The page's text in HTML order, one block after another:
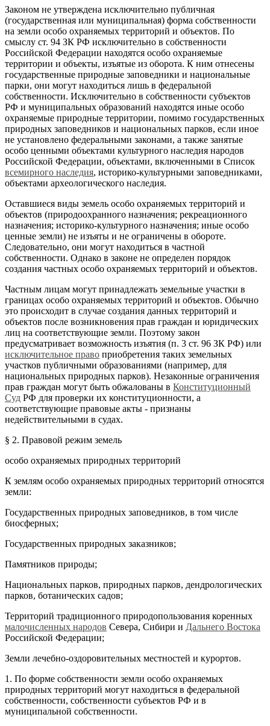
Законом не утверждена исключительно публичная
(государственная или муниципальная) форма собственности
на земли особо охраняемых территорий и объектов. По
смыслу ст. 94 ЗК РФ исключительно в собственности
Российской Федерации находятся особо охраняемые
территории и объекты, изъятые из оборота. К ним отнесены
государственные природные заповедники и национальные
парки, они могут находиться лишь в федеральной
собственности. Исключительно в собственности субъектов
РФ и муниципальных образований находятся иные особо
охраняемые природные территории, помимо государственных
природных заповедников и национальных парков, если иное
не установлено федеральными законами, а также занятые
особо ценными объектами культурного наследия народов
Российской Федерации, объектами, включенными в Список
всемирного наследия, историко-культурными заповедниками,
объектами археологического наследия.
Оставшиеся виды земель особо охраняемых территорий и
объектов (природоохранного назначения; рекреационного
назначения; историко-культурного назначения; иные особо
ценные земли) не изъяты и не ограничены в обороте.
Следовательно, они могут находиться в частной
собственности. Однако в законе не определен порядок
создания частных особо охраняемых территорий и объектов.
Частным лицам могут принадлежать земельные участки в
границах особо охраняемых территорий и объектов. Обычно
это происходит в случае создания данных территорий и
объектов после возникновения прав граждан и юридических
лиц на соответствующие земли. Поэтому закон
предусматривает возможность изъятия (п. 3 ст. 96 ЗК РФ) или
исключительное право приобретения таких земельных
участков публичными образованиями (например, для
национальных природных парков). Незаконные ограничения
прав граждан могут быть обжалованы в Конституционный
Суд РФ для проверки их конституционности, а
соответствующие правовые акты - признаны
недействительными в судах.
§ 2. Правовой режим земель
особо охраняемых природных территорий
К землям особо охраняемых природных территорий относятся
земли:
Государственных природных заповедников, в том числе
биосферных;
Государственных природных заказников;
Памятников природы;
Национальных парков, природных парков, дендрологических
парков, ботанических садов;
Территорий традиционного природопользования коренных
малочисленных народов Севера, Сибири и Дальнего Востока
Российской Федерации;
Земли лечебно-оздоровительных местностей и курортов.
1. По форме собственности земли особо охраняемых
природных территорий могут находиться в федеральной
собственности, собственности субъектов РФ и в
муниципальной собственности.